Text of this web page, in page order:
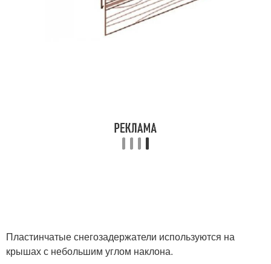
Пластинчатые снегозадержатели используются на
крышах с небольшим углом наклона.